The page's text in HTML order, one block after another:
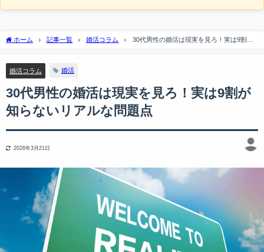
ホーム 記事一覧 婚活コラム
30代男性の婚活は現実を見ろ！実は9割が
婚活コラム 婚活
30代男性の婚活は現実を見ろ！実は9割が
知らないリアルな問題点
2026年3月21日